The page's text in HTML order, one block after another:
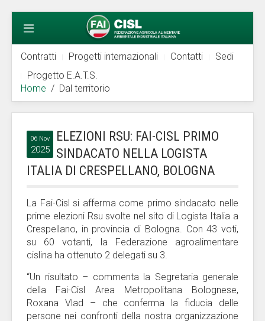
Contratti Progetti internazionali Contatti
Sedi
Progetto E.A.T.S.
Home
Dal territorio
06 Nov
2025
ELEZIONI RSU: FAI-CISL PRIMO
SINDACATO NELLA LOGISTA
ITALIA DI CRESPELLANO, BOLOGNA
La Fai-Cisl si afferma come primo sindacato nelle
prime elezioni Rsu svolte nel sito di Logista Italia a
Crespellano, in provincia di Bologna. Con 43 voti,
su 60 votanti, la Federazione agroalimentare
cislina ha ottenuto 2 delegati su 3.
“Un risultato – commenta la Segretaria generale
della Fai-Cisl Area Metropolitana Bolognese,
Roxana Vlad – che conferma la fiducia delle
persone nei confronti della nostra organizzazione